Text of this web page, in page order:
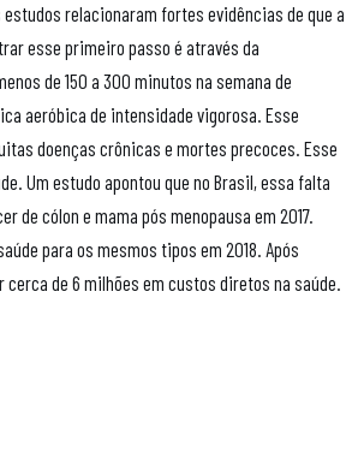
relacionaram fortes evidências de que a
esse primeiro passo é através da
de 150 a 300 minutos na semana de
aeróbica de intensidade vigorosa. Esse
doenças crônicas e mortes precoces. Esse
Um estudo apontou que no Brasil, essa falta
cólon e mama pós menopausa em 2017.
para os mesmos tipos em 2018. Após
de 6 milhões em custos diretos na saúde.